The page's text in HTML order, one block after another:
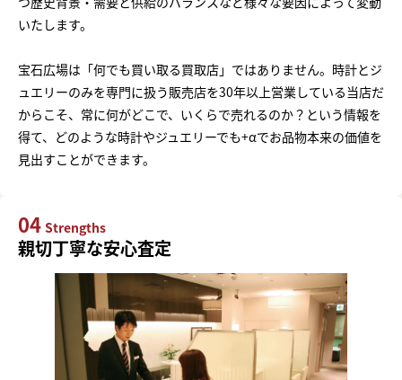
いたします。
宝石広場は「何でも買い取る買取店」ではありません。時計とジ
ュエリーのみを専門に扱う販売店を30年以上営業している当店だ
からこそ、常に何がどこで、いくらで売れるのか？という情報を
得て、どのような時計やジュエリーでも+αでお品物本来の価値を
見出すことができます。
04 Strengths
親切丁寧な安心査定